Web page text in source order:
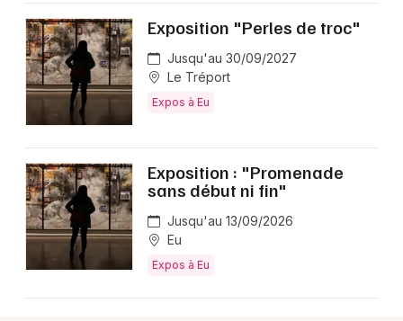
Exposition "Perles de troc"
Jusqu'au 30/09/2027
Le Tréport
Expos à Eu
Exposition : "Promenade
sans début ni fin"
Jusqu'au 13/09/2026
Eu
Expos à Eu